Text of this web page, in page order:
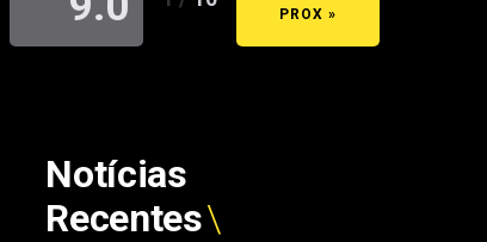
« ANT PROX »
Notícias
Recentes